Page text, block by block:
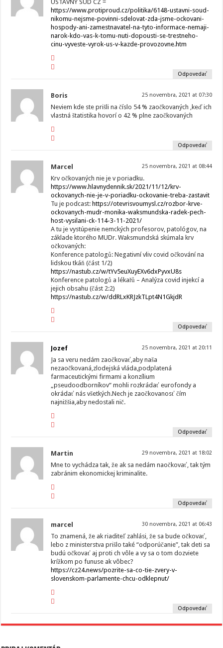
USTAVNY SUD CZ =
https://www.protiproud.cz/politika/6148-ustavni-soud-
nikomu-nejsme-povinni-sdelovat-zda-jsme-ockovani-
hospody-ani-zamestnavatel-na-tyto-informace-nemaji-
narok-kdo-vas-k-tomu-nuti-dopousti-se-trestneho-
cinu-vyveste-vyrok-us-v-kazde-provozovne.htm
Odpovedať
Boris 25 novembra, 2021 at 07:30
Neviem kde ste prišli na číslo 54 % zaočkovaných ,keď ich
vlastná štatistika hovorí o 42 % plne zaočkovaných
Odpovedať
Marcel 25 novembra, 2021 at 08:44
Krv očkovaných nie je v poriadku.
https://www.hlavnydennik.sk/2021/11/12/krv-
ockovanych-nie-je-v-poriadku-ockovanie-treba-zastavit
Tu je podcast: https://otevrisvoumysl.cz/rozbor-krve-
ockovanych-mudr-monika-waksmundska-radek-pech-
host-vysilani-ck-114-3-11-2021/
A tu je vystúpenie nemckých profesorov, patológov, na
základe ktorého MUDr. Waksmundská skúmala krv
očkovaných:
Konference patologů: Negativní vliv covid očkování na
lidskou tkáň (část 1/2)
https://nastub.cz/w/tYv5euXuyEXv6dxPyvxU8s
Konference patologů a lékařů – Analýza covid injekcí a
jejich obsahu (část 2:2)
https://nastub.cz/w/ddRLxKRJzkTLpt4N1GkjdR
Odpovedať
Jozef 25 novembra, 2021 at 20:11
Ja sa veru nedám zaočkovať,aby naša
nezaočkovaná,zlodejská vláda,podplatená
farmaceutickými firmami a konzílium
„pseudoodborníkov“ mohli rozkrádať eurofondy a
okrádať nás všetkých.Nech je zaočkovanosť čím
najnižšia,aby nedostali nič.
Odpovedať
Martin 29 novembra, 2021 at 18:02
Mne to vychádza tak, že ak sa nedám naočkovať, tak tým
zabránim ekonomickej kriminalite.
Odpovedať
marcel 30 novembra, 2021 at 06:43
To znamená, že ak riaditeľ zahlási, že sa bude očkovať,
lebo z ministerstva prišlo také “odporúčanie”, tak deti sa
budú očkovať aj proti ch vôle a vy sa o tom dozviete
krížkom po funuse ak vôbec?
https://cz24.news/pozrite-sa-co-tie-zvery-v-
slovenskom-parlamente-chcu-odklepnut/
Odpovedať